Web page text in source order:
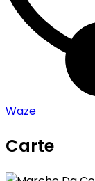
Waze
Carte